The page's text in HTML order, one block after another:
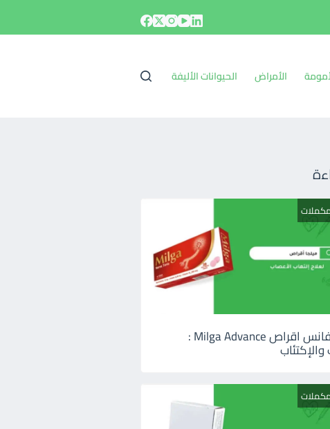
الأمراض الحيوانات الأليفة
ميلجا ادفانس اقراص Milga Advance :